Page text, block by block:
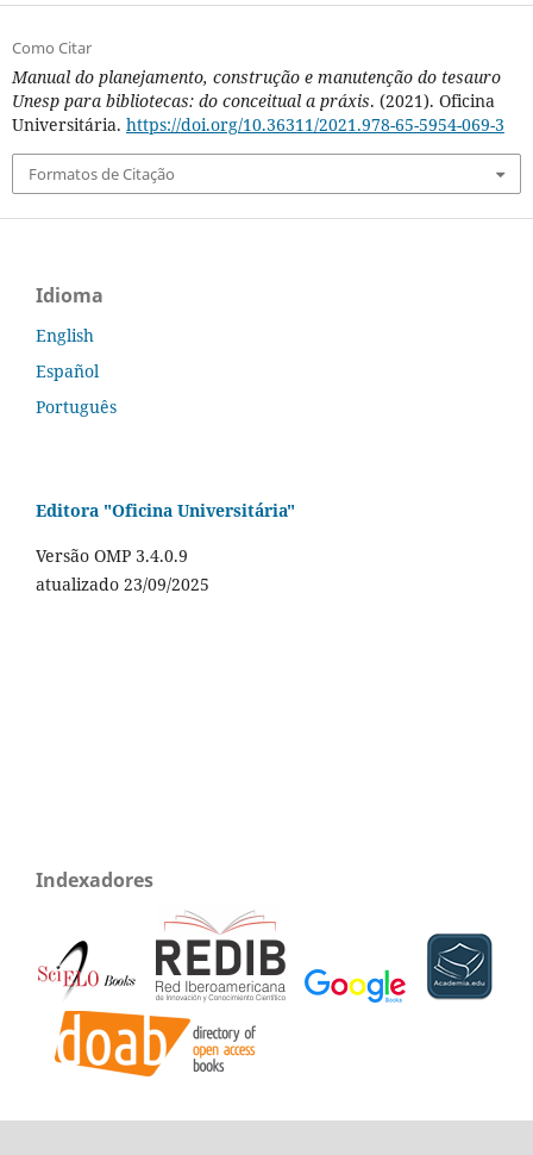
Como Citar
Manual do planejamento, construção e manutenção do tesauro
Unesp para bibliotecas: do conceitual a práxis. (2021). Oficina
Universitária. https://doi.org/10.36311/2021.978-65-5954-069-3
Formatos de Citação
Idioma
English
Español
Português
Editora "Oficina Universitária"
Versão OMP 3.4.0.9
atualizado 23/09/2025
Indexadores